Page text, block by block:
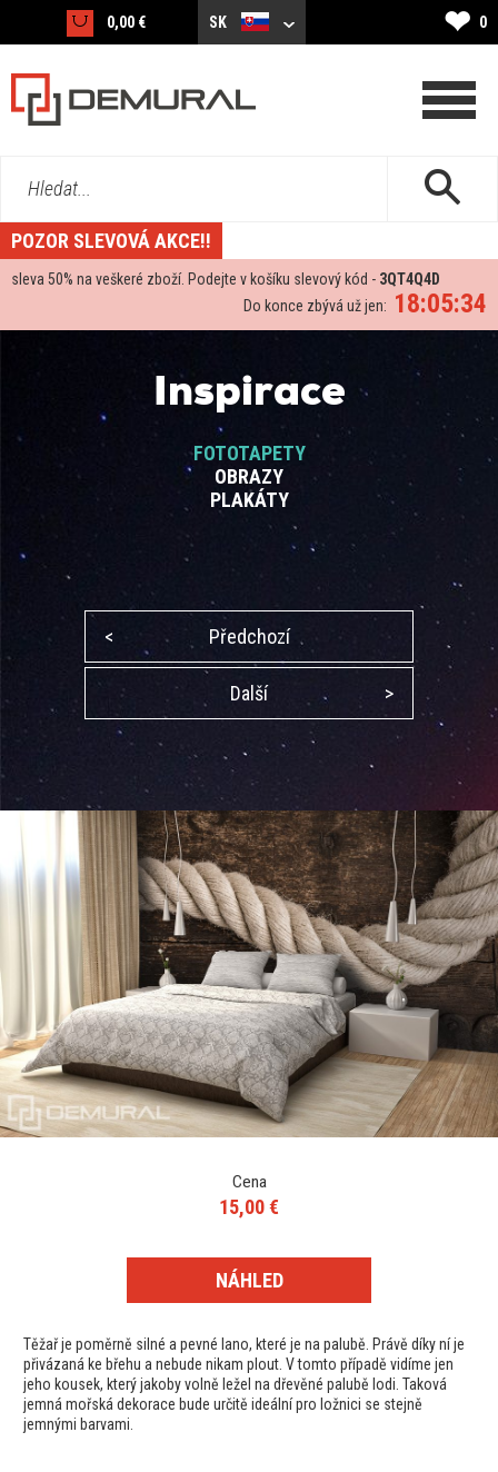
0,00 € SK ❤ 0
Hledat...
POZOR SLEVOVÁ AKCE!!
sleva 50% na veškeré zboží. Podejte v košíku slevový kód - 3QT4Q4D
18:05:33
Do konce zbývá už jen:
Inspirace
FOTOTAPETY
OBRAZY
PLAKÁTY
< Předchozí
Další >
Cena
15,00 €
NÁHLED
Těžař je poměrně silné a pevné lano, které je na palubě. Právě díky ní je
přivázaná ke břehu a nebude nikam plout. V tomto případě vidíme jen
jeho kousek, který jakoby volně ležel na dřevěné palubě lodi. Taková
jemná mořská dekorace bude určitě ideální pro ložnici se stejně
jemnými barvami.